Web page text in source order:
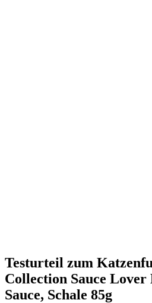
Testurteil zum
Collection Sauce Lover
Sauce, Schale 85g